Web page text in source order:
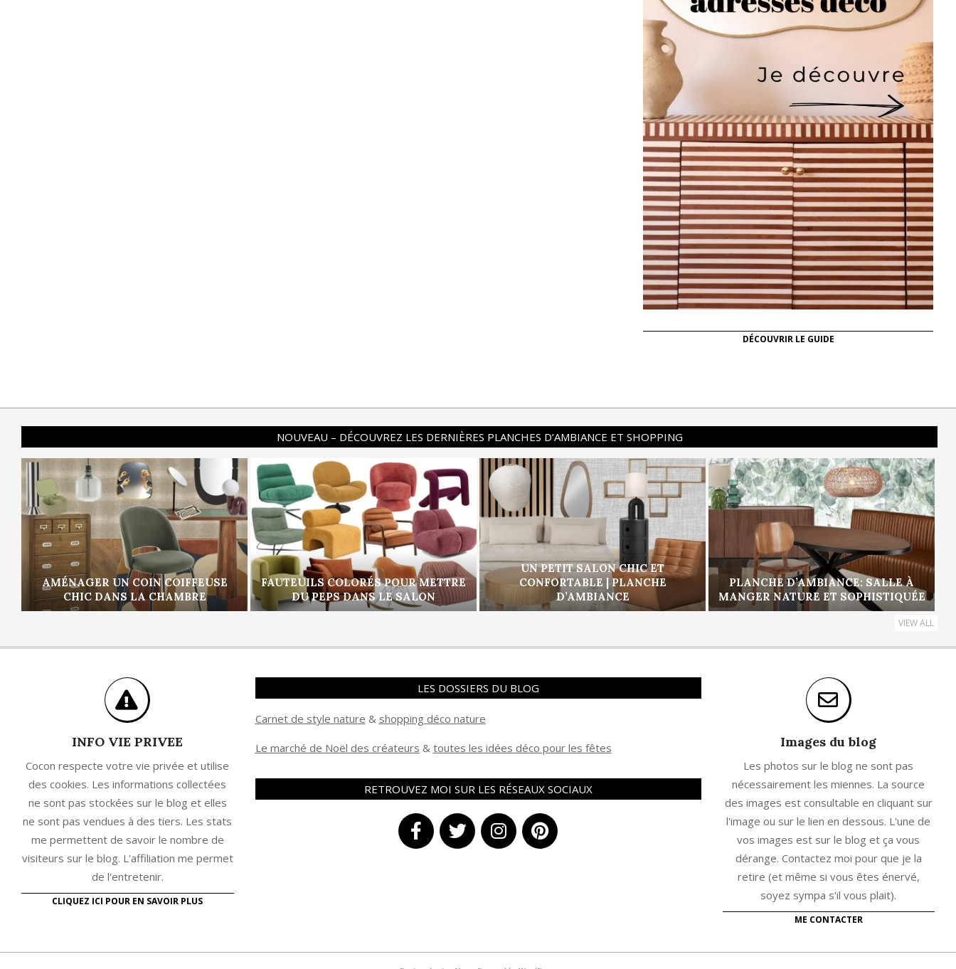
DÉCOUVRIR LE GUIDE
NOUVEAU – DÉCOUVREZ LES DERNIÈRES PLANCHES D’AMBIANCE ET SHOPPING
AMÉNAGER UN COIN COIFFEUSE
CHIC DANS LA CHAMBRE
FAUTEUILS COLORÉS POUR METTRE
DU PEPS DANS LE SALON
UN PETIT SALON CHIC ET
CONFORTABLE | PLANCHE
D’AMBIANCE
PLANCHE D’AMBIANCE: SALLE À
MANGER NATURE ET SOPHISTIQUÉE
VIEW ALL
INFO VIE PRIVEE
Cocon respecte votre vie privée et utilise
des cookies. Les informations collectées
ne sont pas stockées sur le blog et elles
ne sont pas vendues à des tiers. Les stats
me permettent de savoir le nombre de
visiteurs sur le blog. L'affiliation me permet
de l'entretenir.
CLIQUEZ ICI POUR EN SAVOIR PLUS
LES DOSSIERS DU BLOG
Carnet de style nature & shopping déco nature
Le marché de Noël des créateurs & toutes les idées déco pour les fêtes
RETROUVEZ MOI SUR LES RÉSEAUX SOCIAUX
Images du blog
Les photos sur le blog ne sont pas
nécessairement les miennes. La source
des images est consultable en cliquant sur
l'image ou sur le lien en dessous. L'une de
vos images est sur le blog et ça vous
dérange. Contactez moi pour que je la
retire (et même si vous êtes énervé,
soyez sympa s'il vous plait).
ME CONTACTER